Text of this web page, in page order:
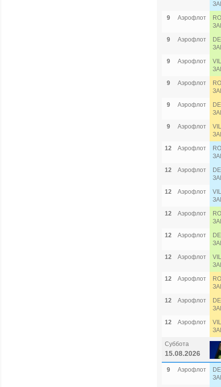
9
Аэрофлот
9
Аэрофлот
9
Аэрофлот
9
Аэрофлот
9
Аэрофлот
9
Аэрофлот
12
Аэрофлот
12
Аэрофлот
12
Аэрофлот
12
Аэрофлот
12
Аэрофлот
12
Аэрофлот
12
Аэрофлот
12
Аэрофлот
12
Аэрофлот
Суббота
15.08.2026
9 Аэрофлот